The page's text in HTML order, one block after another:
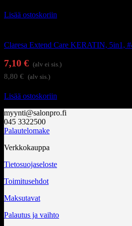
Lisää ostoskoriin
Claresa Extend Care KERATIN, 5in1,
7,10 € (alv ei sis.)
8,80 € (alv sis.)
Lisää ostoskoriin
myynti@salonpro.fi
045 3322500
Palautelomake
Verkkokauppa
Tietosuojaseloste
Toimitusehdot
Maksutavat
Palautus ja vaihto